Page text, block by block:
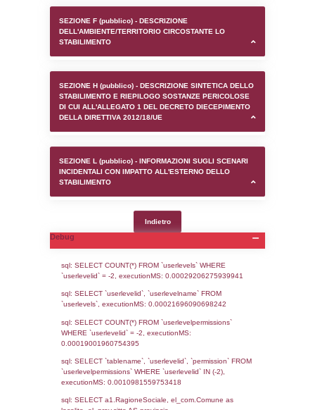
Stabilimento
PHARMACEUTICALS
nel comune di Padova
SEZIONE A1 (pubblico) - INFORMAZIONI
SEZIONE D (pubblico) - INFORMAZIONI
CONTROLLO A CUI è SOGGETTO LO
DELL'AMBIENTE/TERRITORIO
STABILIMENTO
SEZIONE H (pubblico) - DESCRIZIONE
STABILIMENTO E RIEPILOGO SOSTANZE